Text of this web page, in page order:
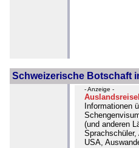
Schweizerische Botschaft
- Anzeige -
Informationen
(und anderen
USA,